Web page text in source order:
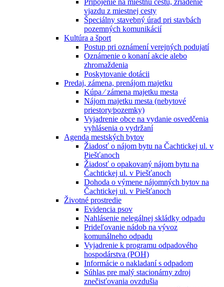
Pripojenie na miestnu cestu, zriadenie
vjazdu z miestnej cesty
Špeciálny stavebný úrad pri stavbách
pozemných komunikácií
Kultúra a šport
Postup pri oznámení verejných podujatí
Oznámenie o konaní akcie alebo
zhromaždenia
Poskytovanie dotácii
Predaj, zámena, prenájom majetku
Kúpa ⁄ zámena majetku mesta
Nájom majetku mesta (nebytové
priestory⁄pozemky)
Vyjadrenie obce na vydanie osvedčenia
vyhlásenia o vydržaní
Agenda mestských bytov
Žiadosť o nájom bytu na Čachtickej ul. v
Piešťanoch
Žiadosť o opakovaný nájom bytu na
Čachtickej ul. v Piešťanoch
Dohoda o výmene nájomných bytov na
Čachtickej ul. v Piešťanoch
Životné prostredie
Evidencia psov
Nahlásenie nelegálnej skládky odpadu
Prideľovanie nádob na vývoz
komunálneho odpadu
Vyjadrenie k programu odpadového
hospodárstva (POH)
Informácie o nakladaní s odpadom
Súhlas pre malý stacionárny zdroj
znečisťovania ovzdušia